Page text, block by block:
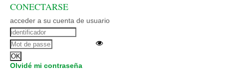
CONECTARSE
acceder a su cuenta de usuario
Olvidé mi contraseña